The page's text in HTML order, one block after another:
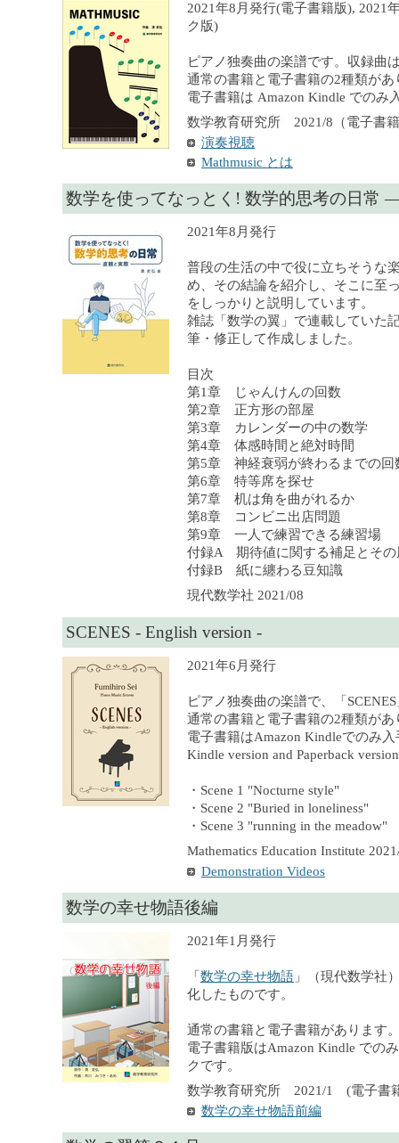
2021年8月発行(電子書籍版), 2021
ク版)
ピアノ独奏曲の楽譜です。収録曲
通常の書籍と電子書籍の2種類があ
電子書籍は Amazon Kindle でのみ
数学教育研究所 2021/8（電子書
演奏視聴
Mathmusic とは
数学を使ってなっとく! 数学的思考の日常
2021年8月発行
普段の生活の中で役に立ちそうな
め、その結論を紹介し、そこに至
をしっかりと説明しています。
雑誌「数学の翼」で連載していた
筆・修正して作成しました。
目次
第1章 じゃんけんの回数
第2章 正方形の部屋
第3章 カレンダーの中の数学
第4章 体感時間と絶対時間
第5章 神経衰弱が終わるまでの回
第6章 特等席を探せ
第7章 机は角を曲がれるか
第8章 コンビニ出店問題
第9章 一人で練習できる練習場
付録A 期待値に関する補足とその
付録B 紙に纏わる豆知識
現代数学社 2021/08
SCENES - English version -
2021年6月発行
ピアノ独奏曲の楽譜で、「
通常の書籍と電子書籍の2種類があ
電子書籍はAmazon Kindleでのみ
Kindle version and Paperback
・Scene 1 "Nocturne style"
・Scene 2 "Buried in loneliness"
・Scene 3 "running in the meadow"
Mathematics Education Institute
Demonstration Videos
数学の幸せ物語後編
2021年1月発行
「 数学の幸せ物語 」（現代数学社
化したものです。
通常の書籍と電子書籍があります
電子書籍版はAmazon Kindle での
クです。
数学教育研究所 2021/1 (電子書
数学の幸せ物語前編